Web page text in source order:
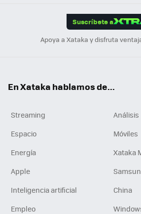
Suscríbete a
Apoya a Xataka y disfruta
En Xataka hablamos de...
Streaming
Análisis
Espacio
Móviles
Energía
Xataka
Apple
Inteligencia artificial
China
Empleo